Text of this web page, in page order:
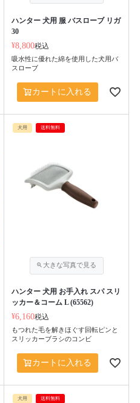
ハンター 犬用 服 バスローブ リガ
30
¥8,800税込
吸水性に優れた綿を使用した犬用バ
スローブ
カートに入れる
犬用 送料無料
ハンター 犬用 お手入れ スパ スリ
ッカー＆コーム L (65562)
¥6,160税込
もつれた毛を解きほぐす回転ピンと
スリッカーブラシのコンビ
カートに入れる
犬用 送料無料